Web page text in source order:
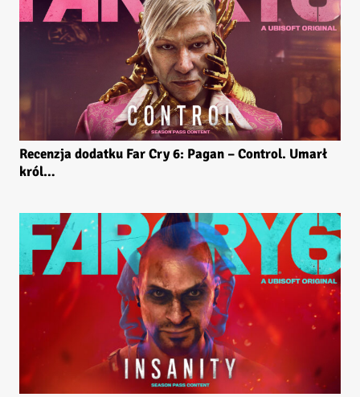
Recenzja dodatku Far Cry 6: Pagan – Control. Umarł
król…